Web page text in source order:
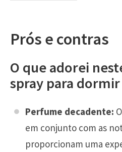
Prós e contras
O que adorei
spray para dormir
Perfume decadente:
em conjunto com as
proporcionam uma